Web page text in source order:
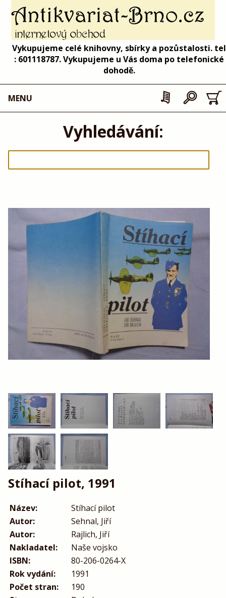
Vykupujeme celé knihovny, sbírky a pozůstalosti. tel
: 601118787. Vykupujeme u Vás doma po telefonické
dohodě.
MENU
Vyhledávání:
Stíhací pilot, 1991
Název:
Stíhací pilot
Autor:
Sehnal, Jiří
Autor:
Rajlich, Jiří
Nakladatel:
Naše vojsko
ISBN:
80-206-0264-X
Rok vydání:
1991
Počet stran:
190